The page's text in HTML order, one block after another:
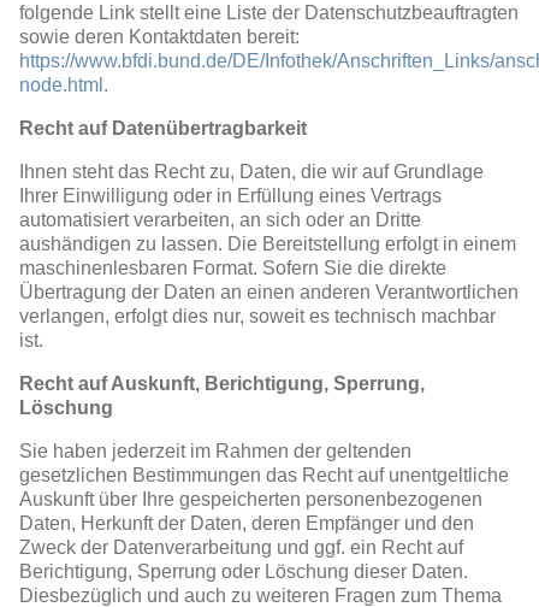
folgende Link stellt eine Liste der Datenschutzbeauftragten
sowie deren Kontaktdaten bereit:
https://www.bfdi.bund.de/DE/Infothek/Anschriften_Links/
node.html .
Recht auf Datenübertragbarkeit
Ihnen steht das Recht zu, Daten, die wir auf Grundlage
Ihrer Einwilligung oder in Erfüllung eines Vertrags
automatisiert verarbeiten, an sich oder an Dritte
aushändigen zu lassen. Die Bereitstellung erfolgt in einem
maschinenlesbaren Format. Sofern Sie die direkte
Übertragung der Daten an einen anderen Verantwortlichen
verlangen, erfolgt dies nur, soweit es technisch machbar
ist.
Recht auf Auskunft, Berichtigung, Sperrung,
Löschung
Sie haben jederzeit im Rahmen der geltenden
gesetzlichen Bestimmungen das Recht auf unentgeltliche
Auskunft über Ihre gespeicherten personenbezogenen
Daten, Herkunft der Daten, deren Empfänger und den
Zweck der Datenverarbeitung und ggf. ein Recht auf
Berichtigung, Sperrung oder Löschung dieser Daten.
Diesbezüglich und auch zu weiteren Fragen zum Thema